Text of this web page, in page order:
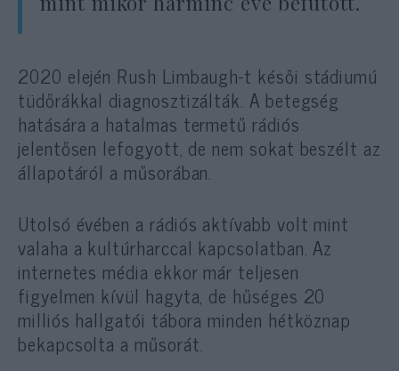
2020 elején Rush Limbaugh-t késői stádiumú
tüdőrákkal diagnosztizálták. A betegség
hatására a hatalmas termetű rádiós
jelentősen lefogyott, de nem sokat beszélt az
állapotáról a műsorában.
Utolsó évében a rádiós aktívabb volt mint
valaha a kultúrharccal kapcsolatban. Az
internetes média ekkor már teljesen
figyelmen kívül hagyta, de hűséges 20
milliós hallgatói tábora minden hétköznap
bekapcsolta a műsorát.